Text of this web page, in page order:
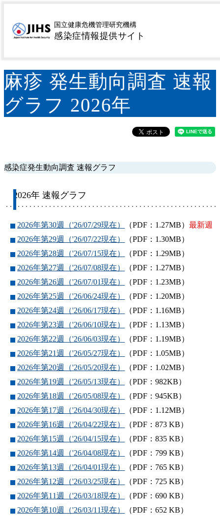
国立健康危機管理研究機構
感染症情報提供サイト
トップページ>サーベイランス>感染症発生動向調査
週報 (IDWR) >麻疹 発生動向調査 速報グラフ 2026年
麻疹 発生動向調査 速報
グラフ 2026年
感染症発生動向調査 速報グラフ
2026年 速報グラフ
2026年第30週（'26/07/29現在） （PDF：1.27MB）最新週
2026年第29週（'26/07/22現在）
（PDF：1.30MB）
2026年第28週（'26/07/15現在）
（PDF：1.29MB）
2026年第27週（'26/07/08現在）
（PDF：1.27MB）
2026年第26週（'26/07/01現在）
（PDF：1.23MB）
2026年第25週（'26/06/24現在）
（PDF：1.20MB）
2026年第24週（'26/06/17現在）
（PDF：1.16MB）
2026年第23週（'26/06/10現在）
（PDF：1.13MB）
2026年第22週（'26/06/03現在）
（PDF：1.19MB）
2026年第21週（'26/05/27現在）
（PDF：1.05MB）
2026年第20週（'26/05/20現在）
（PDF：1.02MB）
2026年第19週（'26/05/13現在）
（PDF：982KB）
2026年第18週（'26/05/08現在）
（PDF：945KB）
2026年第17週（'26/04/30現在）
（PDF：1.12MB）
2026年第16週（'26/04/22現在）
（PDF：873 KB）
2026年第15週（'26/04/15現在）
（PDF：835 KB）
2026年第14週（'26/04/08現在）
（PDF：799 KB）
2026年第13週（'26/04/01現在）
（PDF：765 KB）
2026年第12週（'26/03/25現在）
（PDF：725 KB）
2026年第11週（'26/03/18現在）
（PDF：690 KB）
2026年第10週（'26/03/11現在）
（PDF：652 KB）